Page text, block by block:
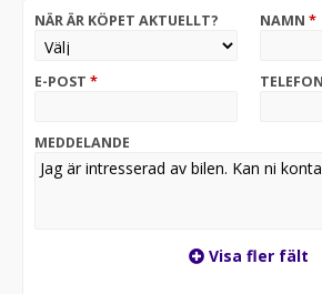
BASS Reflex-ljudsystem för en
säkerställa att bilen finns i butiken,
Utrustning inkluderar:
- Dynamique
- Parkeringssensorer bak
NÄR ÄR KÖPET AKTUELLT? NAMN *
E-POST * TELEFON
MEDDELANDE
Visa fler fält